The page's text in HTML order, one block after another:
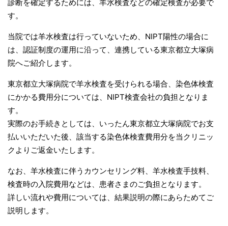
診断を確定するためには、羊水検査などの確定検査が必要で
す。
当院では羊水検査は行っていないため、NIPT陽性の場合に
は、認証制度の運用に沿って、連携している東京都立大塚病
院へご紹介します。
東京都立大塚病院で羊水検査を受けられる場合、染色体検査
にかかる費用分については、NIPT検査会社の負担となりま
す。
実際のお手続きとしては、いったん東京都立大塚病院でお支
払いいただいた後、該当する染色体検査費用分を当クリニッ
クよりご返金いたします。
なお、羊水検査に伴うカウンセリング料、羊水検査手技料、
検査時の入院費用などは、患者さまのご負担となります。
詳しい流れや費用については、結果説明の際にあらためてご
説明します。